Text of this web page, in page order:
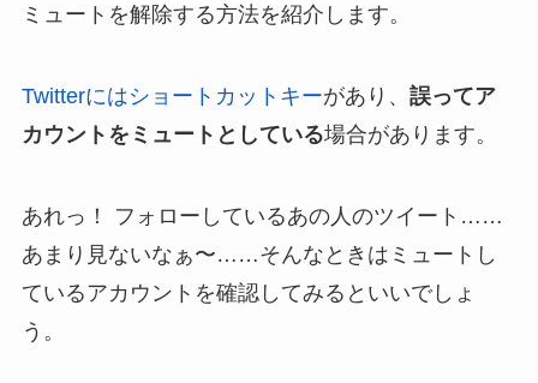
ミュートを解除する方法を紹介します。
Twitterにはショートカットキーがあり、 誤ってア
カウントをミュートとしている場合があります。
あれっ！ フォローしているあの人のツイート……
あまり見ないなぁ〜……そんなときはミュートし
ているアカウントを確認してみるといいでしょ
う。